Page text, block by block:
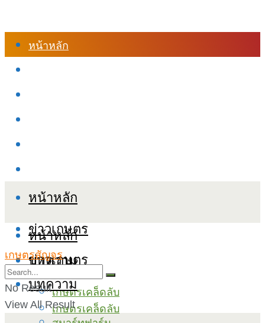
หน้าหลัก
หน้าหลัก
ข่าวเกษตร
บทความ
เกษตรเคล็ดลับ
หน้าหลัก
ข่าวเกษตร
บทความ
เกษตรเคล็ดลับ
เกษตรสัญจร
No Result
View All Result